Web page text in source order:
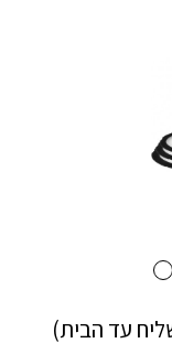
עד הבית)